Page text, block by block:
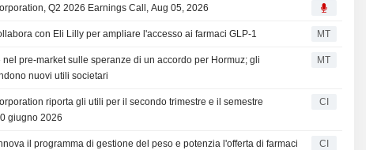
Q2 2026 Earnings Call, Aug 05, 2026
con Eli Lilly per ampliare l'accesso ai farmaci GLP-1 MT
nel pre-market sulle speranze di un accordo per Hormuz; gli
nuovi utili societari
MT
riporta gli utili per il secondo trimestre e il semestre
giugno 2026
CI
il programma di gestione del peso e potenzia l'offerta di farmaci
CI